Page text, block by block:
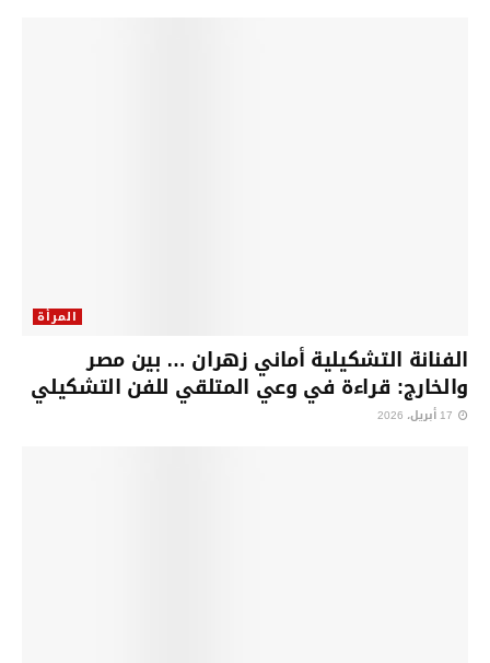
المرأة
الفنانة التشكيلية أماني زهران … بين مصر
والخارج: قراءة في وعي المتلقي للفن التشكيلي